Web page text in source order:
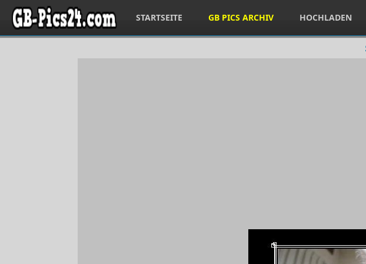
STARTSEITE GB PICS ARCHIV HOCHLADEN